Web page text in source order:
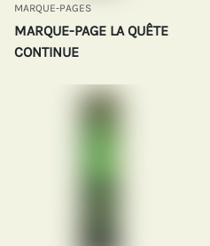
MARQUE-PAGES
MARQUE-PAGE LA QUÊTE
CONTINUE